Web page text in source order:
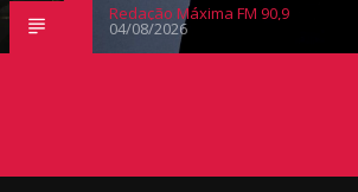
Redação Máxima FM 90,9
04/08/2026